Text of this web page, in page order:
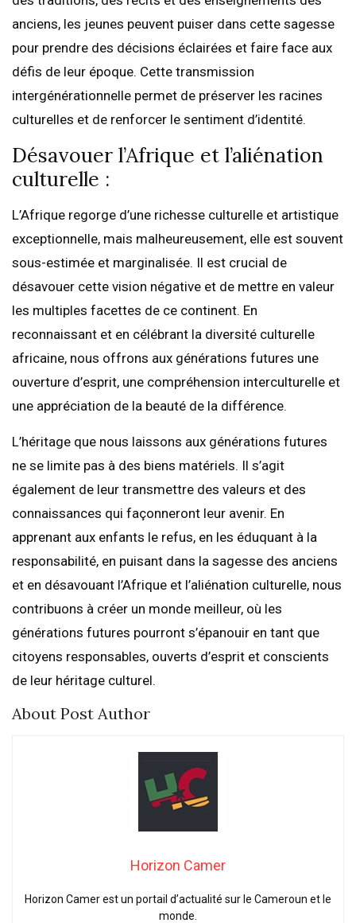
anciens, les jeunes peuvent puiser dans cette sagesse
pour prendre des décisions éclairées et faire face aux
défis de leur époque. Cette transmission
intergénérationnelle permet de préserver les racines
culturelles et de renforcer le sentiment d’identité.
Désavouer l’Afrique et l’aliénation
culturelle :
L’Afrique regorge d’une richesse culturelle et artistique
exceptionnelle, mais malheureusement, elle est souvent
sous-estimée et marginalisée. Il est crucial de
désavouer cette vision négative et de mettre en valeur
les multiples facettes de ce continent. En
reconnaissant et en célébrant la diversité culturelle
africaine, nous offrons aux générations futures une
ouverture d’esprit, une compréhension interculturelle et
une appréciation de la beauté de la différence.
L’héritage que nous laissons aux générations futures
ne se limite pas à des biens matériels. Il s’agit
également de leur transmettre des valeurs et des
connaissances qui façonneront leur avenir. En
apprenant aux enfants le refus, en les éduquant à la
responsabilité, en puisant dans la sagesse des anciens
et en désavouant l’Afrique et l’aliénation culturelle, nous
contribuons à créer un monde meilleur, où les
générations futures pourront s’épanouir en tant que
citoyens responsables, ouverts d’esprit et conscients
de leur héritage culturel.
About Post Author
Horizon Camer
Horizon Camer est un portail d’actualité sur le Cameroun et le
monde.